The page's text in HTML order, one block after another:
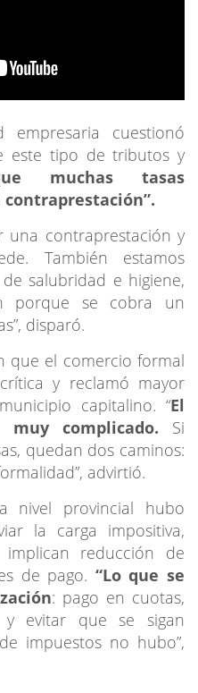
cuestionó
este tipo de tributos y
muchas tasas
una contraprestación y
También estamos
salubridad e higiene,
porque se cobra un
disparó.
que el comercio formal
y reclamó mayor
capitalino. “El
complicado. Si
quedan dos caminos:
advirtió.
nivel provincial hubo
la carga impositiva,
reducción de
de pago. “Lo que se
: pago en cuotas,
y evitar que se sigan
impuestos no hubo”,